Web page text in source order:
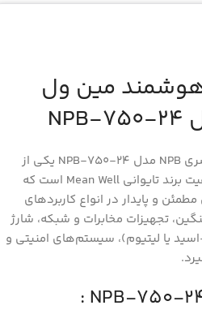
هوشمند مین ول
شارژر هوشمند مین‌ول سری NPB مدل NPB-750-24 یکی از
محصولات پرکاربرد و باکیفیت برند تایوانی Mean Well است که
و پایدار در انواع کاربردهای
تجهیزات مخابرات و شبکه، شارژ
یا لیتیوم)، سیستم‌های امنیتی و